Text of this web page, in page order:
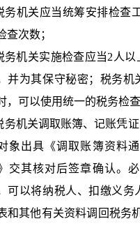
务机关应当统筹安排检查
查次数；
务机关实施检查应当2人
并为其保守秘密；税务
，可以使用统一的税务检查
务机关调取账簿、记账凭
象出具《调取账簿资料
交其核对后签章确认。
可以将纳税人、扣缴义务
和其他有关资料调回税务